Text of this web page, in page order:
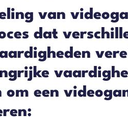
van
dat
om een